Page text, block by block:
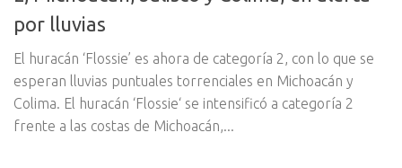
por lluvias
El huracán ‘Flossie’ es ahora de categoría 2, con lo que se
esperan lluvias puntuales torrenciales en Michoacán y
Colima. El huracán ‘Flossie‘ se intensificó a categoría 2
frente a las costas de Michoacán,...